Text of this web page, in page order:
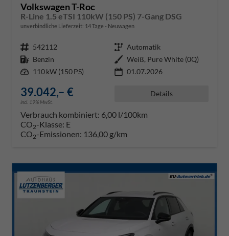
Volkswagen T-Roc
R-Line 1.5 eTSI 110kW (150 PS) 7-Gang DSG
unverbindliche Lieferzeit: 14 Tage Neuwagen
Fahrzeugnr. 542112 Getriebe Automatik
Kraftstoff Benzin Außenfarbe Weiß, Pure White (0Q)
Leistung 110 kW (150 PS) 01.07.2026
39.042,– €
incl. 19% MwSt.
Details
Verbrauch kombiniert: 6,00 l/100km
CO2-Klasse: E
CO2-Emissionen: 136,00 g/km